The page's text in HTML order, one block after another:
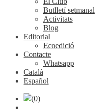
Butlletí setmanal
Activitats
Blog
Editorial
Ecoedició
Contacte
Whatsapp
Català
Español
(0)